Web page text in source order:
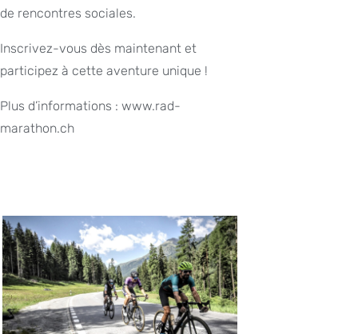
de rencontres sociales.
Inscrivez-vous dès maintenant et
participez à cette aventure unique !
Plus d’informations : www.rad-
marathon.ch